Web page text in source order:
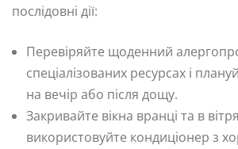
послідовні дії:
Перевіряйте щоденний
спеціалізованих ресурсах і
на вечір або після дощу.
Закривайте вікна вранці та в
використовуйте кондиціонер з